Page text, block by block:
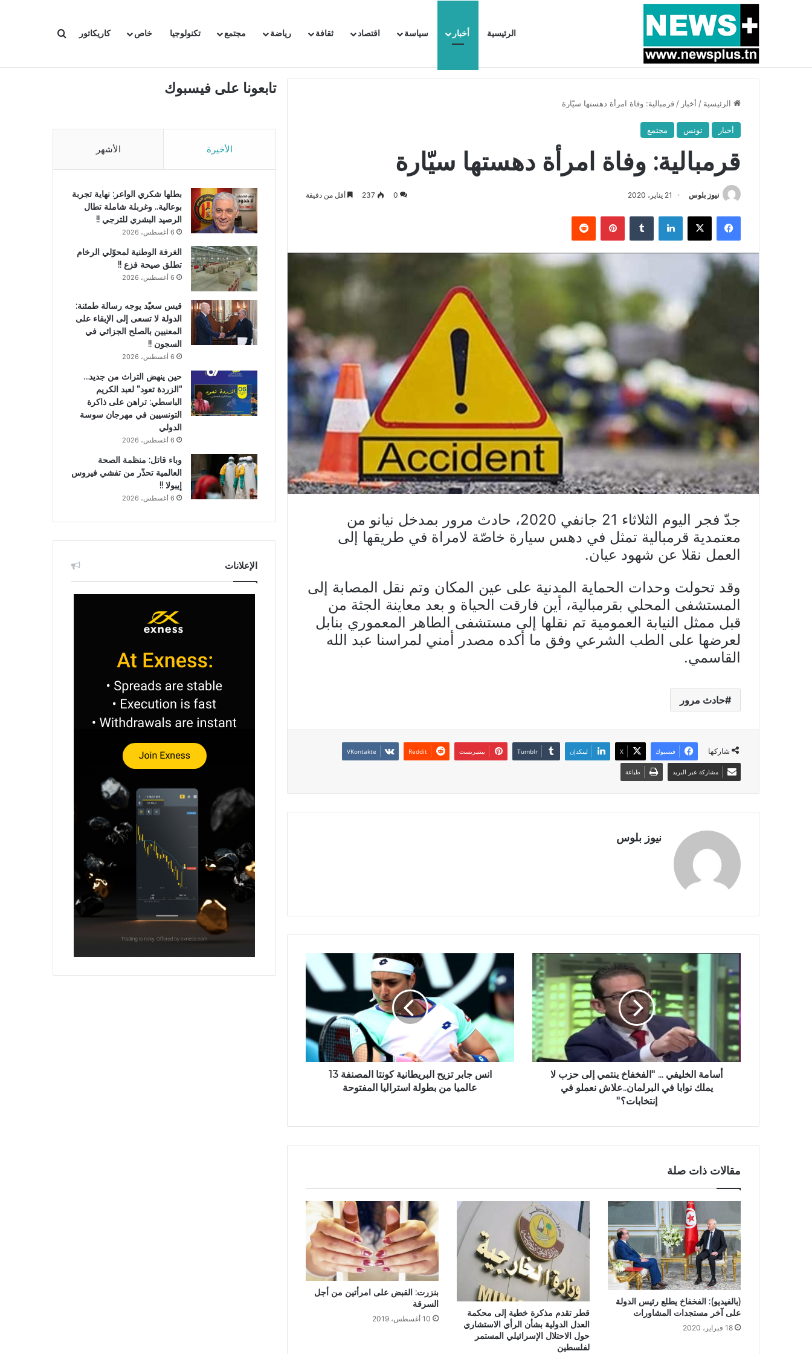
الرئيسية أخبار سياسة اقتصاد ثقافة رياضة مجتمع تكنولوجيا خاص كاريكاتور بحث عن
أخبار عاجلة بسبب المرزوقي وبتكليف من سعيّد: الخارجية تستدعي السفيرة الفرنسية بتونس وتبلغها احتجاجا شديد اللهجة !!
الرئيسية / أخبار / قرمبالية: وفاة امرأة دهستها سيّارة
أخبار تونس مجتمع
قرمبالية: وفاة امرأة دهستها سيّارة
نيوز بلوس 21 يناير، 2020 0
237 أقل من دقيقة
فيسبوك X لينكدإن بينتيريست
جدّ فجر اليوم الثلاثاء 21 جانفي 2020، حادث مرور بمدخل نيانو من
معتمدية قرمبالية تمثل في دهس سيارة خاصّة لامراة في طريقها إلى
العمل نقلا عن شهود عيان.
وقد تحولت وحدات الحماية المدنية على عين المكان وتم نقل المصابة إلى
المستشفى المحلي بقرمبالية، أين فارقت الحياة و بعد معاينة الجثة من
قبل ممثل النيابة العمومية تم نقلها إلى مستشفى الطاهر المعموري بنابل
لعرضها على الطب الشرعي وفق ما أكده مصدر أمني لمراسنا عبد الله
القاسمي.
حادث مرور
شاركها فيسبوك X لينكدإن بينتيريست
مشاركة عبر البريد طباعة
نيوز بلوس
أسامة الخليفي ... ''الفخفاخ ينتمي إلى حزب لا
يملك نوابا في البرلمان..علاش نعملو في
إنتخابات؟''
انس جابر تزيح البريطانية كونتا المصنفة 13
عالميا من بطولة استراليا المفتوحة
مقالات ذات صلة
(بالفيديو): الفخفاخ يطلع رئيس الدولة
على آخر مستجدات المشاورات
18 فبراير، 2020
قطر تقدم مذكرة خطية إلى محكمة
العدل الدولية بشأن الرأي الاستشاري
حول الاحتلال الإسرائيلي المستمر
لفلسطين
بنزرت: القبض على امرأتين من أجل
السرقة
10 أغسطس، 2019
تابعونا على فيسبوك
الأخيرة الأشهر
بطلها شكري الواعر: نهاية تجربة
بوعالية.. وغربلة شاملة تطال
الرصيد البشري للترجي !!
6 أغسطس، 2026
الغرفة الوطنية لمحوّلي الرخام
تطلق صيحة فزع !!
6 أغسطس، 2026
قيس سعيّد يوجه رسالة طمئنة:
الدولة لا تسعى إلى الإبقاء على
المعنيين بالصلح الجزائي في
السجون !!
6 أغسطس، 2026
حين ينهض التراث من جديد…
“الزردة تعود” لعبد الكريم
الباسطي: تراهن على ذاكرة
التونسيين في مهرجان سوسة
الدولي
6 أغسطس، 2026
وباء قاتل: منظمة الصحة
العالمية تحذّر من تفشي فيروس
إيبولا !!
6 أغسطس، 2026
الإعلانات